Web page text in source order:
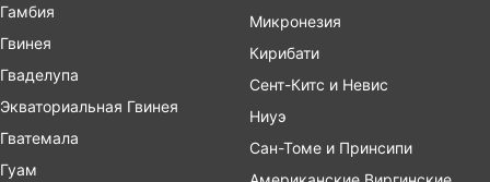
Гамбия
Гвинея
Гваделупа
Экваториальная Гвинея
Гватемала
Гуам
Микронезия
Кирибати
Сент-Китс и Невис
Ниуэ
Сан-Томе и Принсипи